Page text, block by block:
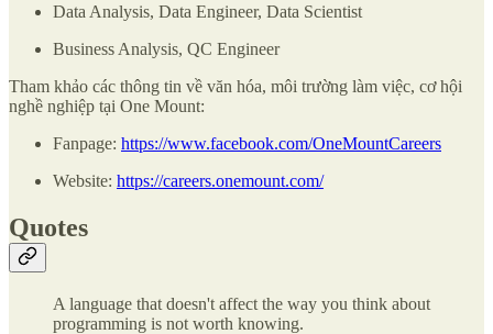
Data Analysis, Data Engineer, Data Scientist
Business Analysis, QC Engineer
Tham khảo các thông tin về văn hóa, môi trường làm việc, cơ hội
nghề nghiệp tại One Mount:
Fanpage: https://www.facebook.com/OneMountCareers
Website: https://careers.onemount.com/
Quotes
A language that doesn't affect the way you think about
programming is not worth knowing.